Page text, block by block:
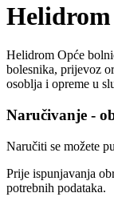
Helidrom
Helidrom Opće
bolesnika, prijevoz
osoblja i opreme u
Naručivanje -
Naručiti se možete
Prije ispunjavanja
potrebnih podataka.